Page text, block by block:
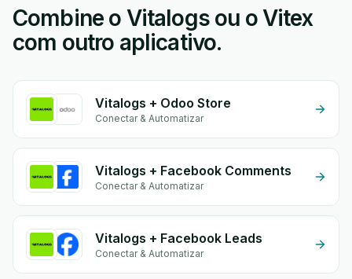
Combine o Vitalogs ou o Vitex
com outro aplicativo.
Vitalogs + Odoo Store
Conectar & Automatizar
Vitalogs + Facebook Comments
Conectar & Automatizar
Vitalogs + Facebook Leads
Conectar & Automatizar